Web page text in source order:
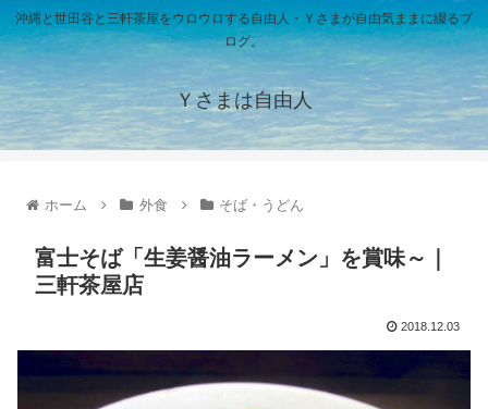
沖縄と世田谷と三軒茶屋をウロウロする自由人・Ｙさまが自由気ままに綴るブ
ログ。
Ｙさまは自由人
ホーム 外食 そば・うどん
富士そば「生姜醤油ラーメン」を賞味～｜
三軒茶屋店
2018.12.03